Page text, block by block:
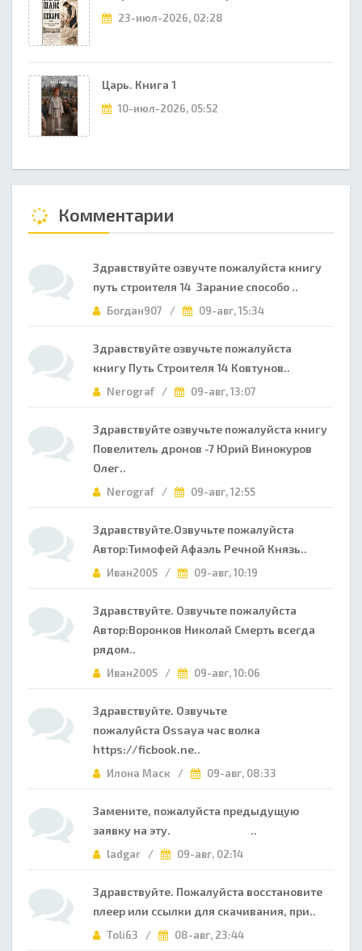
23-июл-2026, 02:28
Царь. Книга 1
10-июл-2026, 05:52
Комментарии
Здравствуйте озвучте пожалуйста книгу
путь строителя 14 Зарание способо ..
Богдан907 / 09-авг, 15:34
Здравствуйте озвучьте пожалуйста
книгу Путь Строителя 14 Ковтунов..
Nerograf / 09-авг, 13:07
Здравствуйте озвучьте пожалуйста книгу
Повелитель дронов -7 Юрий Винокуров
Олег..
Nerograf / 09-авг, 12:55
Здравствуйте.Озвучьте пожалуйста
Автор:Тимофей Афаэль Речной Князь..
Иван2005 / 09-авг, 10:19
Здравствуйте. Озвучьте пожалуйста
Автор:Воронков Николай Смерть всегда
рядом..
Иван2005 / 09-авг, 10:06
Здравствуйте. Озвучьте
пожалуйста Ossaya час волка
https://ficbook.ne..
Илона Маск / 09-авг, 08:33
Замените, пожалуйста предыдущую
заявку на эту. ..
ladgar / 09-авг, 02:14
Здравствуйте. Пожалуйста восстановите
плеер или ссылки для скачивания, при..
Toli63 / 08-авг, 23:44